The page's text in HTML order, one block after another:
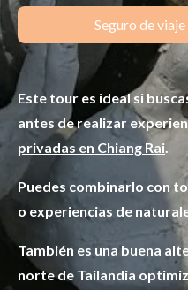
Seguro de
Este tour es ideal si
antes de realizar
privadas en Chiang Rai.
Puedes combinarlo con
o experiencias de
También es una buena
norte de Tailandia